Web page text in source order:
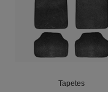
Tapetes